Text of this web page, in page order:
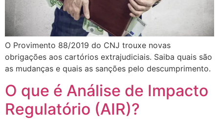
O Provimento 88/2019 do CNJ trouxe novas
obrigações aos cartórios extrajudiciais. Saiba quais são
as mudanças e quais as sanções pelo descumprimento.
O que é Análise de Impacto
Regulatório (AIR)?